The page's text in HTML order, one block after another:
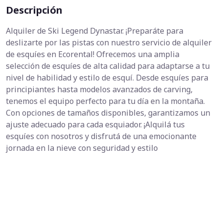
Descripción
Alquiler de Ski Legend Dynastar. ¡Preparáte para
deslizarte por las pistas con nuestro servicio de alquiler
de esquíes en Ecorental! Ofrecemos una amplia
selección de esquíes de alta calidad para adaptarse a tu
nivel de habilidad y estilo de esquí. Desde esquíes para
principiantes hasta modelos avanzados de carving,
tenemos el equipo perfecto para tu día en la montaña.
Con opciones de tamaños disponibles, garantizamos un
ajuste adecuado para cada esquiador. ¡Alquilá tus
esquíes con nosotros y disfrutá de una emocionante
jornada en la nieve con seguridad y estilo